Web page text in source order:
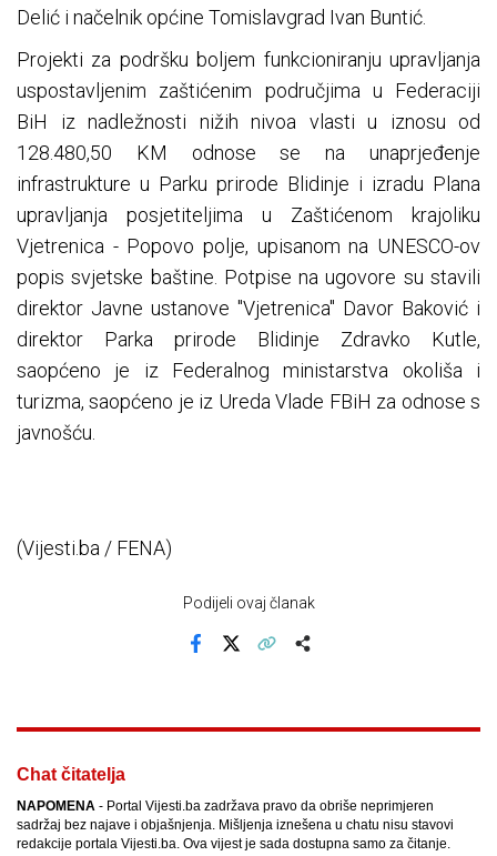
Delić i načelnik općine Tomislavgrad Ivan Buntić.
Projekti za podršku boljem funkcioniranju upravljanja
uspostavljenim zaštićenim područjima u Federaciji
BiH iz nadležnosti nižih nivoa vlasti u iznosu od
128.480,50 KM odnose se na unaprjeđenje
infrastrukture u Parku prirode Blidinje i izradu Plana
upravljanja posjetiteljima u Zaštićenom krajoliku
Vjetrenica - Popovo polje, upisanom na UNESCO-ov
popis svjetske baštine. Potpise na ugovore su stavili
direktor Javne ustanove "Vjetrenica" Davor Baković i
direktor Parka prirode Blidinje Zdravko Kutle,
saopćeno je iz Federalnog ministarstva okoliša i
turizma, saopćeno je iz Ureda Vlade FBiH za odnose s
javnošću.
(Vijesti.ba / FENA)
Podijeli ovaj članak
Chat čitatelja
NAPOMENA - Portal Vijesti.ba zadržava pravo da obriše neprimjeren
sadržaj bez najave i objašnjenja. Mišljenja iznešena u chatu nisu stavovi
redakcije portala Vijesti.ba. Ova vijest je sada dostupna samo za čitanje.